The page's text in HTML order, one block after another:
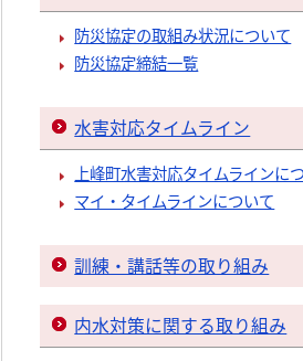
防災協定の取組み状況について
防災協定締結一覧
水害対応タイムライン
上峰町水害対応タイムラインに
マイ・タイムラインについて
訓練・講話等の取り組み
内水対策に関する取り組み